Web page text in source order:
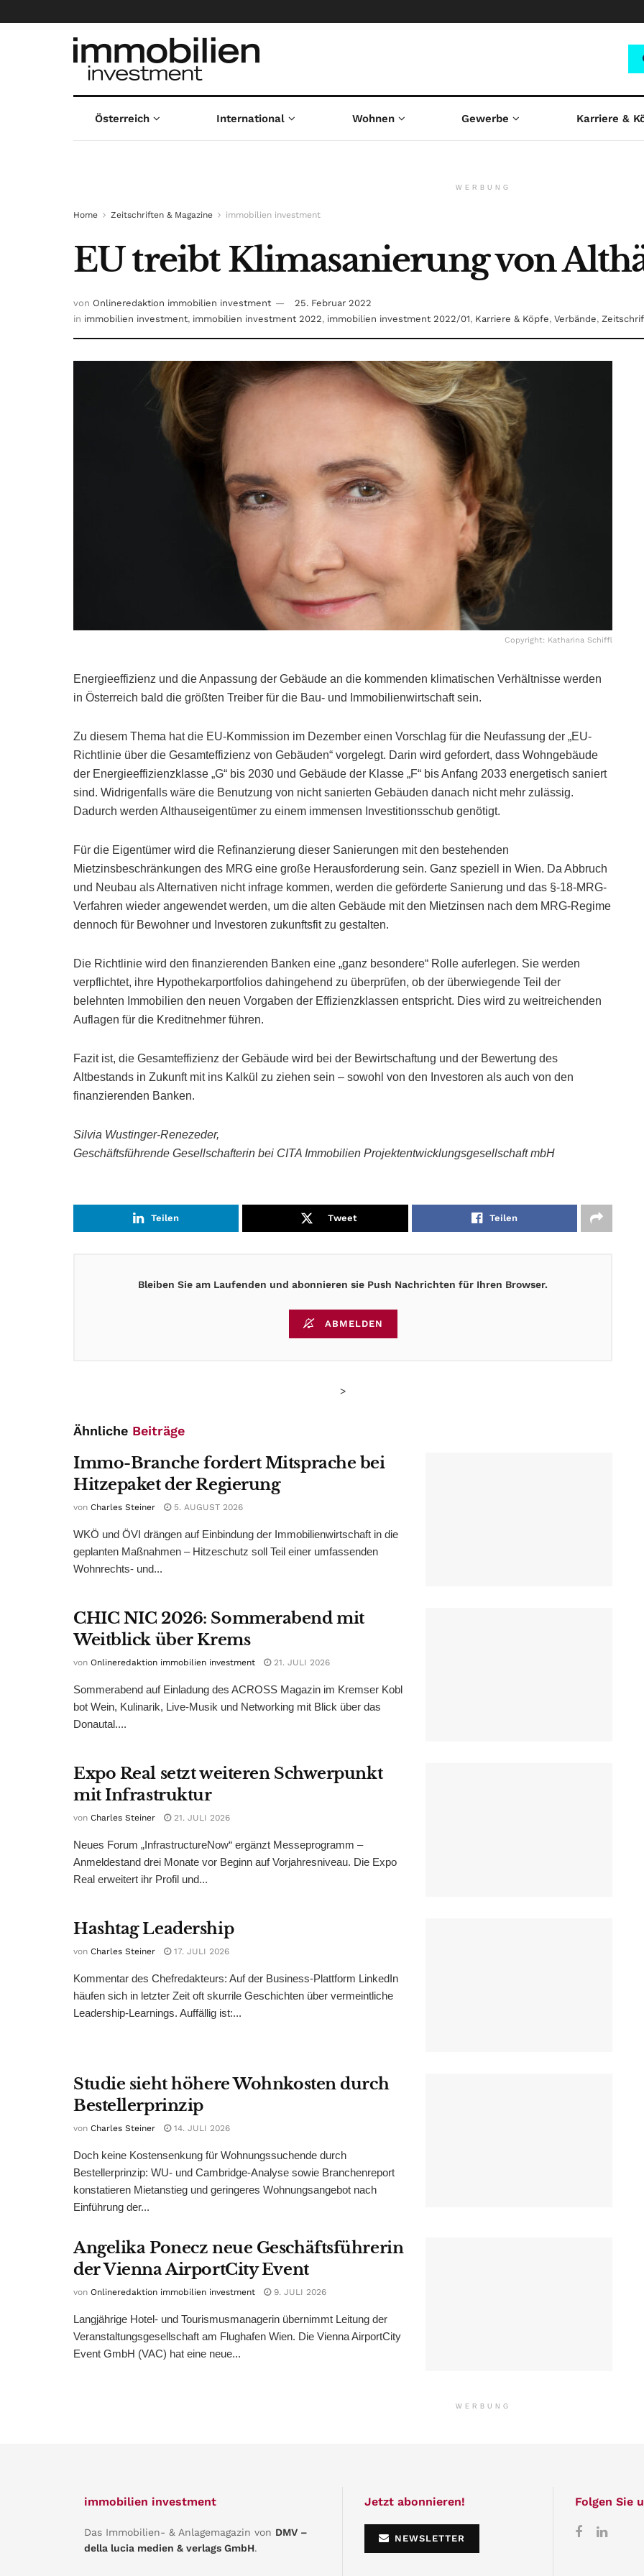
Österreich International Wohnen Gewerbe Karriere &
WERBUNG
Home Zeitschriften & Magazine immobilien investment
EU treibt Klimasanierung von
von Onlineredaktion immobilien investment
25. Februar 2022
in immobilien investment, immobilien investment 2022, immobilien investment 2022/01, Karriere & Köpfe, Verbände,
Copyright: Katharina Schiffl
Energieeffizienz und die Anpassung der Gebäude an die kommenden klimatischen Verhältnisse werden
in Österreich bald die größten Treiber für die Bau- und Immobilienwirtschaft sein.
Zu diesem Thema hat die EU-Kommission im Dezember einen Vorschlag für die Neufassung der „EU-
Richtlinie über die Gesamteffizienz von Gebäuden“ vorgelegt. Darin wird gefordert, dass Wohngebäude
der Energieeffizienzklasse „G“ bis 2030 und Gebäude der Klasse „F“ bis Anfang 2033 energetisch saniert
sind. Widrigenfalls wäre die Benutzung von nicht sanierten Gebäuden danach nicht mehr zulässig.
Dadurch werden Althauseigentümer zu einem immensen Investitionsschub genötigt.
Für die Eigentümer wird die Refinanzierung dieser Sanierungen mit den bestehenden
Mietzinsbeschränkungen des MRG eine große Herausforderung sein. Ganz speziell in Wien. Da Abbruch
und Neubau als Alternativen nicht infrage kommen, werden die geförderte Sanierung und das §-18-MRG-
Verfahren wieder angewendet werden, um die alten Gebäude mit den Mietzinsen nach dem MRG-Regime
dennoch für Bewohner und Investoren zukunftsfit zu gestalten.
Die Richtlinie wird den finanzierenden Banken eine „ganz besondere“ Rolle auferlegen. Sie werden
verpflichtet, ihre Hypothekarportfolios dahingehend zu überprüfen, ob der überwiegende Teil der
belehnten Immobilien den neuen Vorgaben der Effizienzklassen entspricht. Dies wird zu weitreichenden
Auflagen für die Kreditnehmer führen.
Fazit ist, die Gesamteffizienz der Gebäude wird bei der Bewirtschaftung und der Bewertung des
Altbestands in Zukunft mit ins Kalkül zu ziehen sein – sowohl von den Investoren als auch von den
finanzierenden Banken.
Silvia Wustinger-Renezeder,
Geschäftsführende Gesellschafterin bei CITA Immobilien Projektentwicklungsgesellschaft mbH
Teilen Tweet Teilen
Bleiben Sie am Laufenden und abonnieren sie Push Nachrichten für Ihren Browser.
ABMELDEN
>
Ähnliche Beiträge
Immo-Branche fordert Mitsprache bei
Hitzepaket der Regierung
von Charles Steiner 5. AUGUST 2026
WKÖ und ÖVI drängen auf Einbindung der Immobilienwirtschaft in die
geplanten Maßnahmen – Hitzeschutz soll Teil einer umfassenden
Wohnrechts- und...
CHIC NIC 2026: Sommerabend mit
Weitblick über Krems
von Onlineredaktion immobilien investment 21. JULI 2026
Sommerabend auf Einladung des ACROSS Magazin im Kremser Kobl
bot Wein, Kulinarik, Live-Musik und Networking mit Blick über das
Donautal....
Expo Real setzt weiteren Schwerpunkt
mit Infrastruktur
von Charles Steiner 21. JULI 2026
Neues Forum „InfrastructureNow“ ergänzt Messeprogramm –
Anmeldestand drei Monate vor Beginn auf Vorjahresniveau. Die Expo
Real erweitert ihr Profil und...
Hashtag Leadership
von Charles Steiner 17. JULI 2026
Kommentar des Chefredakteurs: Auf der Business-Plattform LinkedIn
häufen sich in letzter Zeit oft skurrile Geschichten über vermeintliche
Leadership-Learnings. Auffällig ist:...
Studie sieht höhere Wohnkosten durch
Bestellerprinzip
von Charles Steiner 14. JULI 2026
Doch keine Kostensenkung für Wohnungssuchende durch
Bestellerprinzip: WU- und Cambridge-Analyse sowie Branchenreport
konstatieren Mietanstieg und geringeres Wohnungsangebot nach
Einführung der...
Angelika Ponecz neue Geschäftsführerin
der Vienna AirportCity Event
von Onlineredaktion immobilien investment 9. JULI 2026
Langjährige Hotel- und Tourismusmanagerin übernimmt Leitung der
Veranstaltungsgesellschaft am Flughafen Wien. Die Vienna AirportCity
Event GmbH (VAC) hat eine neue...
WERBUNG
immobilien investment
Das Immobilien- & Anlagemagazin von DMV –
della lucia medien & verlags GmbH.
Jetzt abonnieren!
NEWSLETTER
Folgen Sie